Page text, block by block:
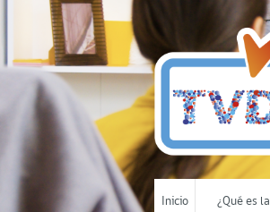
Inicio ¿Qué es